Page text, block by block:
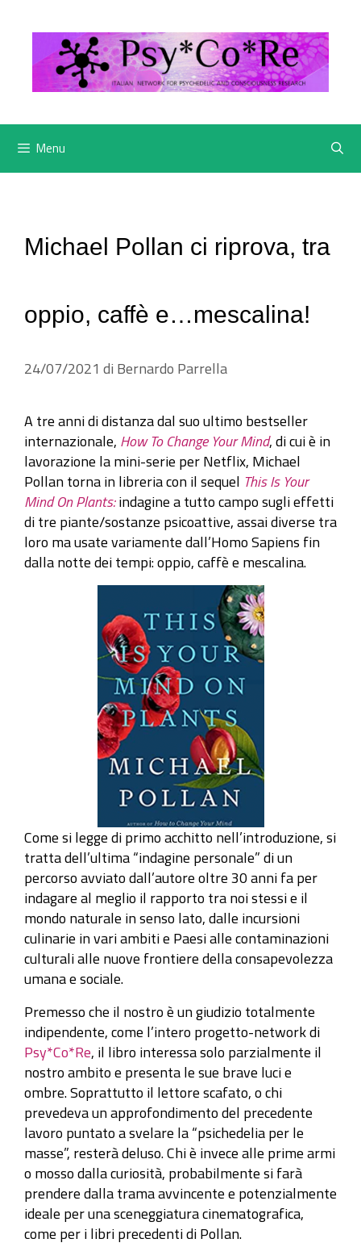
contenuto
Menu
Michael Pollan ci riprova, tra
oppio, caffè e…mescalina!
24/07/2021 di Bernardo Parrella
A tre anni di distanza dal suo ultimo bestseller
internazionale, How To Change Your Mind, di cui è in
lavorazione la mini-serie per Netflix, Michael
Pollan torna in libreria con il sequel This Is Your
Mind On Plants:indagine a tutto campo sugli effetti
di tre piante/sostanze psicoattive, assai diverse tra
loro ma usate variamente dall’Homo Sapiens fin
dalla notte dei tempi: oppio, caffè e mescalina.
Come si legge di primo acchitto nell’introduzione, si
tratta dell’ultima “indagine personale” di un
percorso avviato dall’autore oltre 30 anni fa per
indagare al meglio il rapporto tra noi stessi e il
mondo naturale in senso lato, dalle incursioni
culinarie in vari ambiti e Paesi alle contaminazioni
culturali alle nuove frontiere della consapevolezza
umana e sociale.
Premesso che il nostro è un giudizio totalmente
indipendente, come l’intero progetto-network di
Psy*Co*Re, il libro interessa solo parzialmente il
nostro ambito e presenta le sue brave luci e
ombre. Soprattutto il lettore scafato, o chi
prevedeva un approfondimento del precedente
lavoro puntato a svelare la “psichedelia per le
masse”, resterà deluso. Chi è invece alle prime armi
o mosso dalla curiosità, probabilmente si farà
prendere dalla trama avvincente e potenzialmente
ideale per una sceneggiatura cinematografica,
come per i libri precedenti di Pollan.